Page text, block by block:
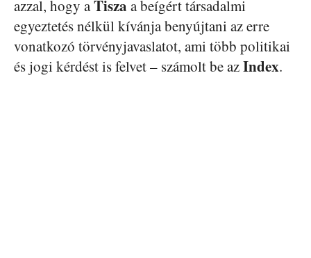
azzal, hogy aTisza a beígért társadalmi
egyeztetés nélkül kívánja benyújtani az erre
vonatkozó törvényjavaslatot, ami több politikai
és jogi kérdést is felvet – számolt be azIndex.